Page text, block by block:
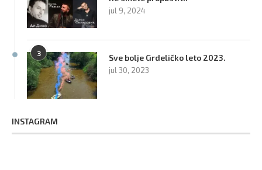
jul 9, 2024
3 Sve bolje Grdeličko leto 2023.
jul 30, 2023
INSTAGRAM